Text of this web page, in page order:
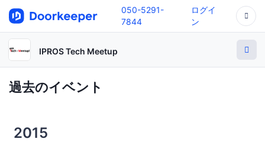
050-5291-
7844
ログイ
ン
IPROS Tech Meetup
過去のイベント
2015